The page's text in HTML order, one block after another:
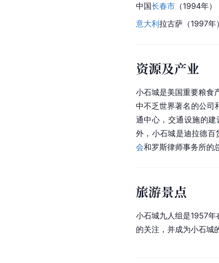
中国长春市 （1994年）
意大利拉古萨（1997年
资源及产业
小石城是美国重要粮食
中不乏世界著名的公司
通中心，交通设施的
外，小石城是迪拉德
会和罗斯律师事务所的
旅游景点
小石城九人组是1957
的关注，并成为小石城